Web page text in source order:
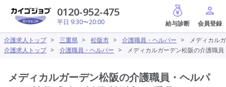
0120-952-475
平日 9:30〜20:00
給与診断
介護求人トップ > 三重県 > 松阪市 > 介護職員・ヘルパー >
メディカル
介護求人トップ > 介護職員・ヘルパー > メディカルガーデン松阪の介護職
メディカルガーデン松阪の介護職員・ヘルパ